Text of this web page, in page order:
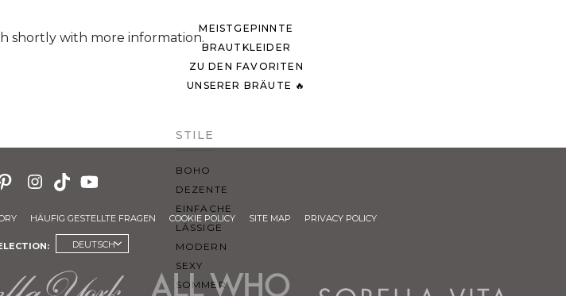
MEISTGEPINNTE
BRAUTKLEIDER
ZU DEN FAVORITEN
UNSERER BRÄUTE 🔥
STILE
BOHO
DEZENTE
EINFACHE
LÄSSIGE
MODERN
SEXY
SOMMER
shortly with more information.
HÄUFIG GESTELLTE FRAGEN COOKIE POLICY SITE MAP PRIVACY POLICY
DEUTSCH